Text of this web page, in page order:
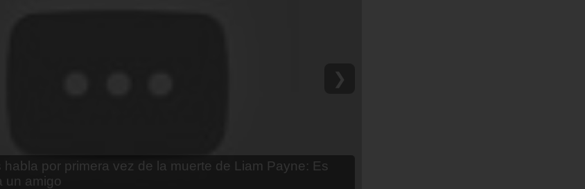
y la firme promesa que le hizo a su hija Aria
❯